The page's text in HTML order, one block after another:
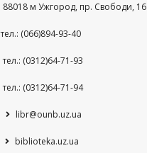
88018 м Ужгород, пр. Свободи, 16
тел.: (066)894-93-40
тел.: (0312)64-71-93
тел.: (0312)64-71-94
libr@ounb.uz.ua
biblioteka.uz.ua